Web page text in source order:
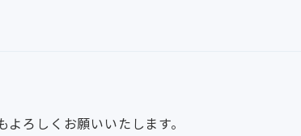
ろしくお願いいたします。